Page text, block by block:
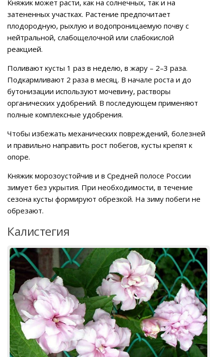
Княжик может расти, как на солнечных, так и на
затененных участках. Растение предпочитает
плодородную, рыхлую и водопроницаемую почву с
нейтральной, слабощелочной или слабокислой
реакцией.
Поливают кусты 1 раз в неделю, в жару – 2–3 раза.
Подкармливают 2 раза в месяц. В начале роста и до
бутонизации используют мочевину, растворы
органических удобрений. В последующем применяют
полные комплексные удобрения.
Чтобы избежать механических повреждений, болезней
и правильно направить рост побегов, кусты крепят к
опоре.
Княжик морозоустойчив и в Средней полосе России
зимует без укрытия. При необходимости, в течение
сезона кусты формируют обрезкой. На зиму побеги не
обрезают.
Калистегия